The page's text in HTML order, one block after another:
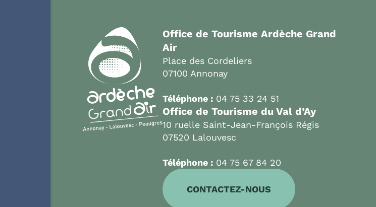
Office de Tourisme Ardèche Grand
Air
Place des Cordeliers
07100 Annonay
Téléphone : 04 75 33 24 51
Office de Tourisme du Val d’Ay
10 ruelle Saint-Jean-François Régis
07520 Lalouvesc
Téléphone : 04 75 67 84 20
CONTACTEZ-NOUS